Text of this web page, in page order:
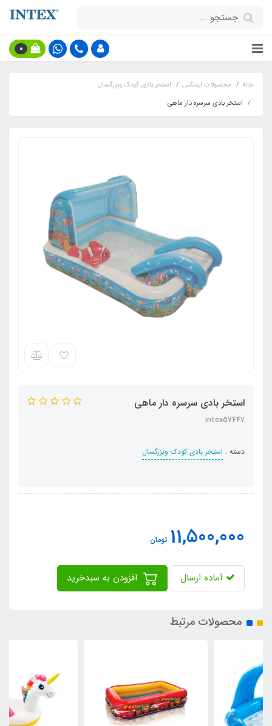
0
خانه محصولات اینتکس
استخر بادی کودک وبزرگسال
استخر بادی سرسره دار ماهی
استخر بادی سرسره دار ماهی
intex57447
دسته : استخر بادی کودک وبزرگسال
11,500,000 تومان
آماده ارسال
محصولات مرتبط